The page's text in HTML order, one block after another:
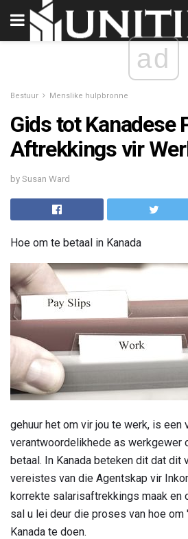
ad
Bestuur Menslike hulpbronne
Gids tot Kanadese
Aftrekkings vir
by Susan Ward
Hoe om te betaal in Kanada
gehuur het om vir jou te werk, is een
verantwoordelikhede as werkgewer
betaal. In Kanada beteken dit dat dit
vereistes van die Agentskap vir
korrekte salarisaftrekkings maak en
sal u lei deur die proses van hoe om
Kanada te doen.